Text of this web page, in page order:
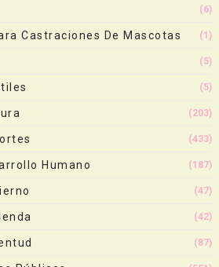
(6)
Castraciones De Mascotas (1)
(5)
(5)
(203)
(433)
Humano (187)
(47)
(42)
(87)